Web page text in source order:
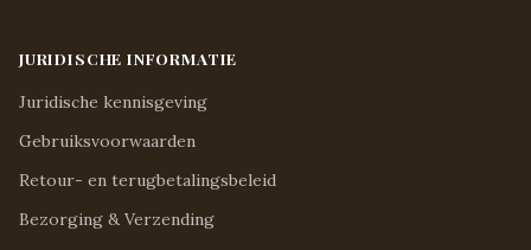
JURIDISCHE INFORMATIE
Juridische kennisgeving
Gebruiksvoorwaarden
Retour- en terugbetalingsbeleid
Bezorging & Verzending